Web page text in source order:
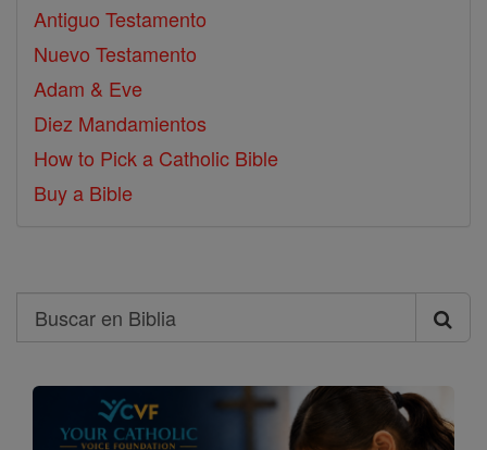
Antiguo Testamento
Nuevo Testamento
Adam & Eve
Diez Mandamientos
How to Pick a Catholic Bible
Buy a Bible
Search
Buscar
en